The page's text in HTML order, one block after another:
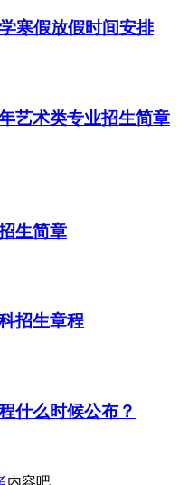
寒假放假时间安排
艺术类专业招生简章
生简章
招生章程
什么时候公布？
内容吧